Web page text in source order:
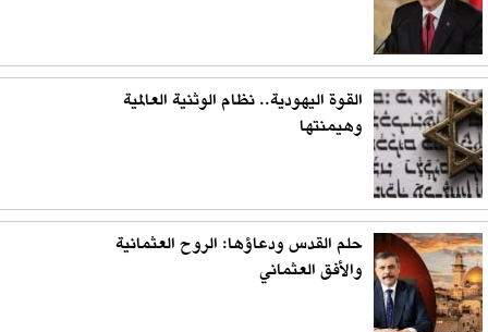
القوة اليهودية.. نظام الوثنية العالمية
وهيمنتها
حلم القدس ودعاؤها: الروح العثمانية
والأفق العثماني